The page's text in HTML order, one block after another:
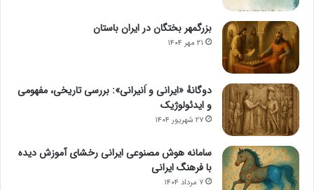
بزرگمهر بختگان در ایران باستان
۲۱ مهر ۱۴۰۴
دوگانهٔ «ایرانی و اَنیرانی»: بررسی تاریخی، مفهومی
و ایدئولوژیک
۲۷ شهریور ۱۴۰۴
سامانه هوش مصنوعی ایرانی رخشای آموزش دیده
با فرهنگ ایرانی
۷ مرداد ۱۴۰۴